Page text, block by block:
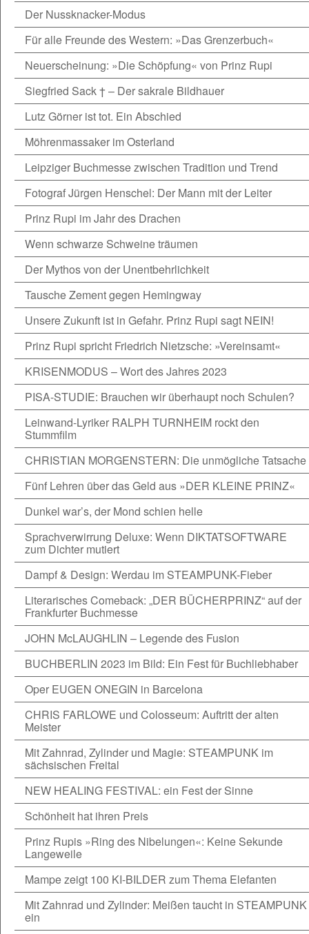
Der Nussknacker-Modus
Für alle Freunde des Western: »Das Grenzerbuch«
Neuerscheinung: »Die Schöpfung« von Prinz Rupi
Siegfried Sack † – Der sakrale Bildhauer
Lutz Görner ist tot. Ein Abschied
Möhrenmassaker im Osterland
Leipziger Buchmesse zwischen Tradition und Trend
Fotograf Jürgen Henschel: Der Mann mit der Leiter
Prinz Rupi im Jahr des Drachen
Wenn schwarze Schweine träumen
Der Mythos von der Unentbehrlichkeit
Tausche Zement gegen Hemingway
Unsere Zukunft ist in Gefahr. Prinz Rupi sagt NEIN!
Prinz Rupi spricht Friedrich Nietzsche: »Vereinsamt«
KRISENMODUS – Wort des Jahres 2023
PISA-STUDIE: Brauchen wir überhaupt noch Schulen?
Leinwand-Lyriker RALPH TURNHEIM rockt den
Stummfilm
CHRISTIAN MORGENSTERN: Die unmögliche Tatsache
Fünf Lehren über das Geld aus »DER KLEINE PRINZ«
Dunkel war’s, der Mond schien helle
Sprachverwirrung Deluxe: Wenn DIKTATSOFTWARE
zum Dichter mutiert
Dampf & Design: Werdau im STEAMPUNK-Fieber
Literarisches Comeback: „DER BÜCHERPRINZ“ auf der
Frankfurter Buchmesse
JOHN McLAUGHLIN – Legende des Fusion
BUCHBERLIN 2023 im Bild: Ein Fest für Buchliebhaber
Oper EUGEN ONEGIN in Barcelona
CHRIS FARLOWE und Colosseum: Auftritt der alten
Meister
Mit Zahnrad, Zylinder und Magie: STEAMPUNK im
sächsischen Freital
NEW HEALING FESTIVAL: ein Fest der Sinne
Schönheit hat ihren Preis
Prinz Rupis »Ring des Nibelungen«: Keine Sekunde
Langeweile
Mampe zeigt 100 KI-BILDER zum Thema Elefanten
Mit Zahnrad und Zylinder: Meißen taucht in STEAMPUNK
ein